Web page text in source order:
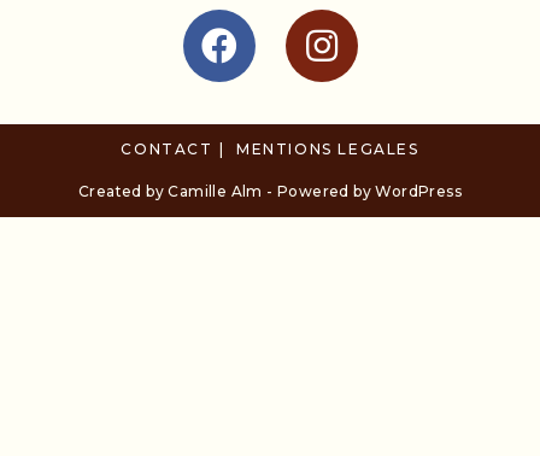
CONTACT MENTIONS LEGALES
Created by Camille Alm - Powered by WordPress